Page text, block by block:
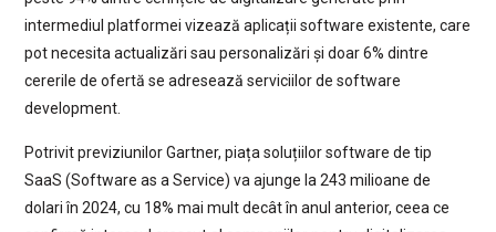
intermediul platformei vizează aplicații software existente, care
pot necesita actualizări sau personalizări și doar 6% dintre
cererile de ofertă se adresează serviciilor de software
development.
Potrivit previziunilor Gartner, piața soluțiilor software de tip
SaaS (Software as a Service) va ajunge la 243 milioane de
dolari în 2024, cu 18% mai mult decât în anul anterior, ceea ce